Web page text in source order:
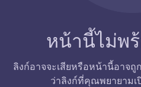
หน้านี้ไม่พ
ลิงก์อาจจะเสียหรือหน้านี้อาจ
ว่าลิงก์ที่คุณพยายามเ